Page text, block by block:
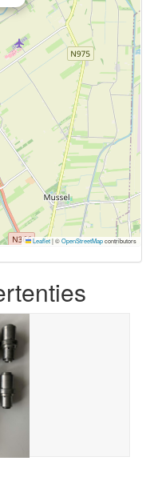
Leaflet|©OpenStreetMapcontributors